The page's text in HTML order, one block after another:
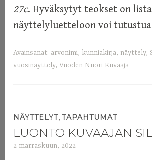
27c. Hyväksytyt teokset on
näyttelyluetteloon voi
Avainsanat: arvonimi, kunniakirja, näyttely,
vuosinäyttely,Vuoden Nuori Kuvaaja
NÄYTTELYT ,TAPAHTUMAT
LUONTO KUVAAJAN
2 marraskuun, 2022